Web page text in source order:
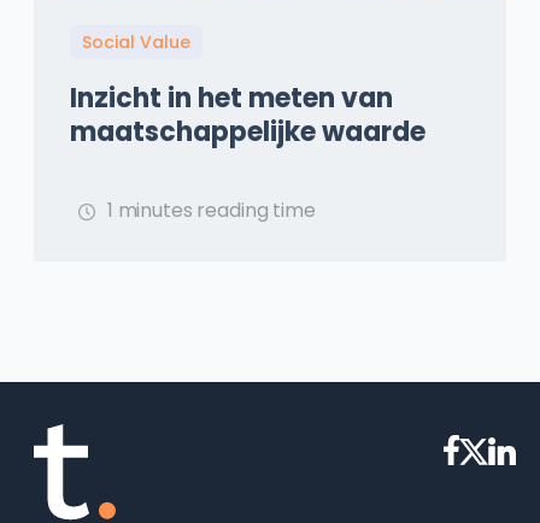
Social Value
Inzicht in het meten van
maatschappelijke waarde
1 minutes reading time